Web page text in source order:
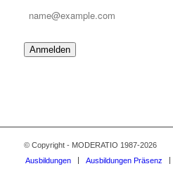
Anmelden
© Copyright - MODERATIO 1987-2026
Ausbildungen
Ausbildungen Präsenz